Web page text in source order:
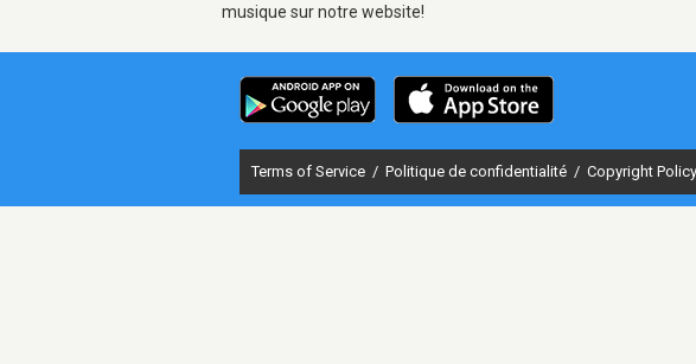
musique sur notre website!
Terms of Service / Politique de confidentialité / Copyright Policy